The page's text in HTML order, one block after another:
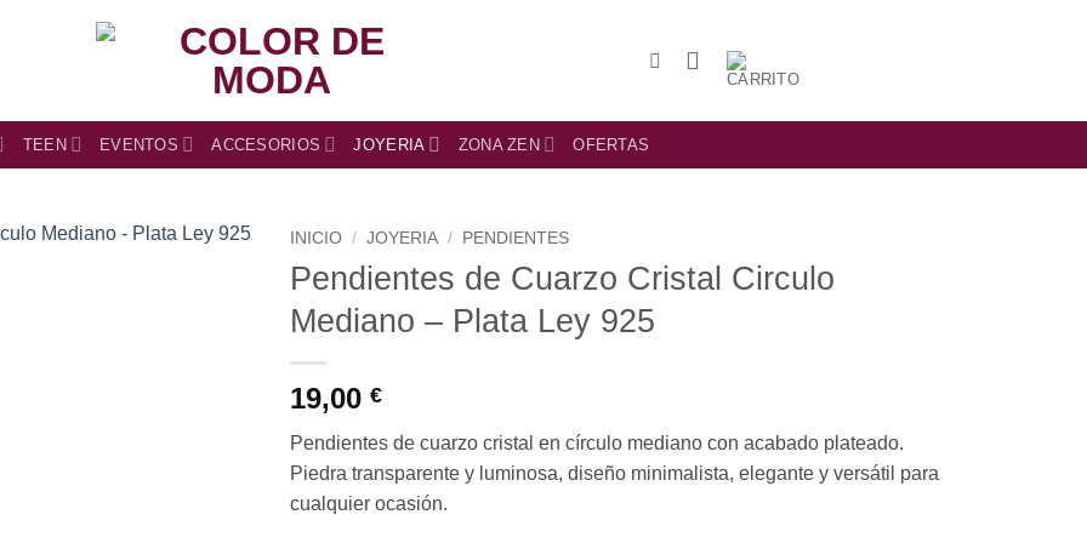
TEEN EVENTOS ACCESORIOS JOYERIA ZONA ZEN OFERTAS
INICIO / JOYERIA / PENDIENTES
Pendientes de Cuarzo Cristal Circulo
Mediano – Plata Ley 925
19,00 €
Pendientes de cuarzo cristal en círculo mediano con acabado plateado.
Piedra transparente y luminosa, diseño minimalista, elegante y versátil para
cualquier ocasión.